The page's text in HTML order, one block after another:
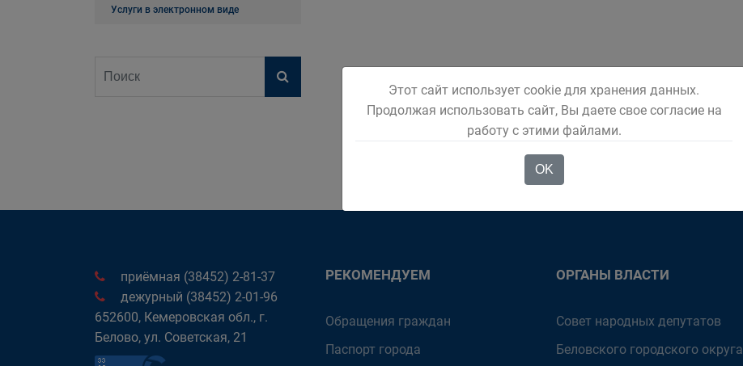
Услуги в электронном виде
приёмная (38452) 2-81-37
дежурный (38452) 2-01-96
652600, Кемеровская обл., г.
Белово, ул. Советская, 21
РЕКОМЕНДУЕМ
Обращения граждан
Паспорт города
ОРГАНЫ ВЛАСТИ
Совет народных депутатов
Беловского городского округа
Этот сайт использует cookie для хранения данных.
Продолжая использовать сайт, Вы даете свое согласие на
работу с этими файлами.
OK